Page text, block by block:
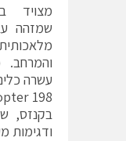
מצויד
שמזהה
עשרה
בקנזס,
ודגימות